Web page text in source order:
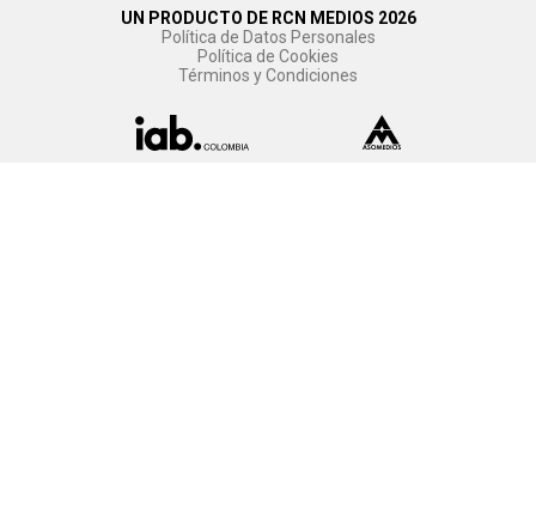
UN PRODUCTO DE RCN MEDIOS 2026
Política de Datos Personales
Política de Cookies
Términos y Condiciones